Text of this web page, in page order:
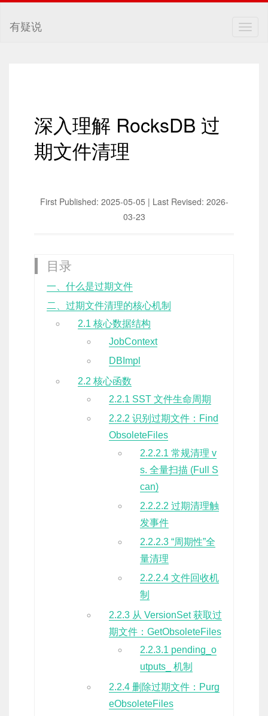
有疑说
深入理解 RocksDB 过
期文件清理
First Published: 2025-05-05 | Last Revised: 2026-
03-23
一、什么是过期文件
二、过期文件清理的核心机制
2.1 核心数据结构
JobContext
DBImpl
2.2 核心函数
2.2.1 SST 文件生命周期
2.2.2 识别过期文件：Find
ObsoleteFiles
2.2.2.1 常规清理 v
s. 全量扫描 (Full S
can)
2.2.2.2 过期清理触
发事件
2.2.2.3 “周期性”全
量清理
2.2.2.4 文件回收机
制
2.2.3 从 VersionSet 获取过
期文件：GetObsoleteFiles
2.2.3.1 pending_o
utputs_ 机制
2.2.4 删除过期文件：Purg
eObsoleteFiles